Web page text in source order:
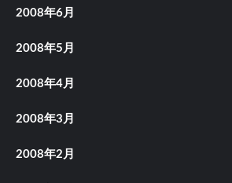
2008年6月
2008年5月
2008年4月
2008年3月
2008年2月